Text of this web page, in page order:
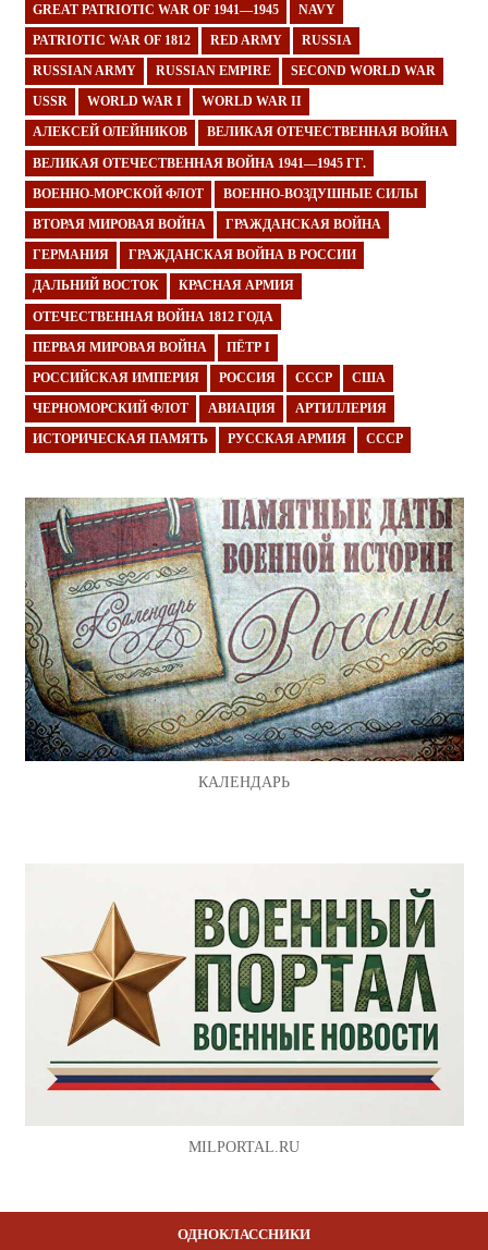
GREAT PATRIOTIC WAR OF 1941—1945 NAVY
PATRIOTIC WAR OF 1812 RED ARMY RUSSIA
RUSSIAN ARMY RUSSIAN EMPIRE SECOND WORLD WAR
USSR WORLD WAR I WORLD WAR II
АЛЕКСЕЙ ОЛЕЙНИКОВ ВЕЛИКАЯ ОТЕЧЕСТВЕННАЯ ВОЙНА
ВЕЛИКАЯ ОТЕЧЕСТВЕННАЯ ВОЙНА 1941—1945 ГГ.
ВОЕННО-МОРСКОЙ ФЛОТ ВОЕННО-ВОЗДУШНЫЕ СИЛЫ
ВТОРАЯ МИРОВАЯ ВОЙНА ГРАЖДАНСКАЯ ВОЙНА
ГЕРМАНИЯ ГРАЖДАНСКАЯ ВОЙНА В РОССИИ
ДАЛЬНИЙ ВОСТОК КРАСНАЯ АРМИЯ
ОТЕЧЕСТВЕННАЯ ВОЙНА 1812 ГОДА
ПЕРВАЯ МИРОВАЯ ВОЙНА ПЁТР I
РОССИЙСКАЯ ИМПЕРИЯ РОССИЯ СССР США
ЧЕРНОМОРСКИЙ ФЛОТ АВИАЦИЯ АРТИЛЛЕРИЯ
ИСТОРИЧЕСКАЯ ПАМЯТЬ РУССКАЯ АРМИЯ СССР
КАЛЕНДАРЬ
MILPORTAL.RU
ОДНОКЛАССНИКИ